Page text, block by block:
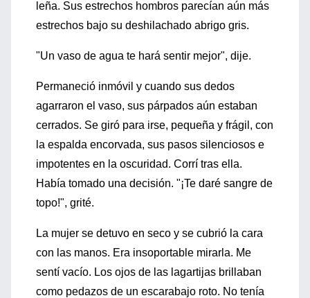
leña. Sus estrechos hombros parecían aún más
estrechos bajo su deshilachado abrigo gris.
"Un vaso de agua te hará sentir mejor", dije.
Permaneció inmóvil y cuando sus dedos
agarraron el vaso, sus párpados aún estaban
cerrados. Se giró para irse, pequeña y frágil, con
la espalda encorvada, sus pasos silenciosos e
impotentes en la oscuridad. Corrí tras ella.
Había tomado una decisión. "¡Te daré sangre de
topo!", grité.
La mujer se detuvo en seco y se cubrió la cara
con las manos. Era insoportable mirarla. Me
sentí vacío. Los ojos de las lagartijas brillaban
como pedazos de un escarabajo roto. No tenía